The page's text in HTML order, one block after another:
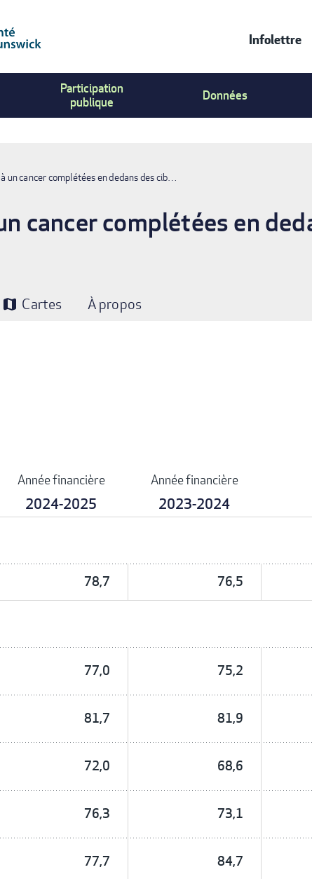
Menu
Infolettre
Participation
publique
Données
un cancer complétées en dedans des cib…
cancer complétées en
map Cartes À propos
Année financière
2024-2025
Année financière
2023-2024
78,7 76,5
77,0 75,2
81,7 81,9
72,0 68,6
76,3 73,1
77,7 84,7